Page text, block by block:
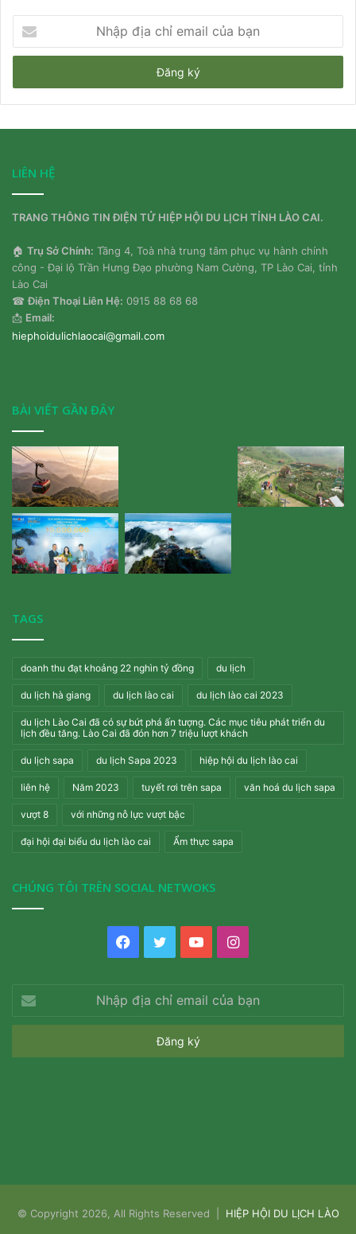
địa
chỉ
của
bạn
LIÊN HỆ
TRANG THÔNG TIN ĐIỆN TỬ HIỆP HỘI DU LỊCH TỈNH LÀO CAI.
🏠 Trụ Sở Chính: Tầng 4, Toà nhà trung tâm phục vụ hành chính
công - Đại lộ Trần Hưng Đạo phường Nam Cường, TP Lào Cai, tỉnh
Lào Cai
☎Điện Thoại Liên Hệ: 0915 88 68 68
📩 Email:
hiephoidulichlaocai@gmail.com
BÀI VIẾT GẦN ĐÂY
TAGS
doanh thu đạt khoảng 22 nghìn tỷ đồng du lịch
du lịch hà giang du lịch lào cai du lịch lào cai 2023
du lịch Lào Cai đã có sự bứt phá ấn tượng. Các mục tiêu phát triển du
lịch đều tăng. Lào Cai đã đón hơn 7 triệu lượt khách
du lịch sapa du lịch Sapa 2023 hiệp hội du lịch lào cai
liên hệ Năm 2023 tuyết rơi trên sapa văn hoá du lịch sapa
vượt 8 với những nỗ lực vượt bậc
đại hội đại biểu du lịch lào cai Ẩm thực sapa
CHÚNG TÔI TRÊN SOCIAL NETWOKS
Facebook
TwitterYouTubeInstagram
địa
chỉ
của
© Copyright 2026, All Rights Reserved | HIỆP HỘI DU LỊCH LÀO